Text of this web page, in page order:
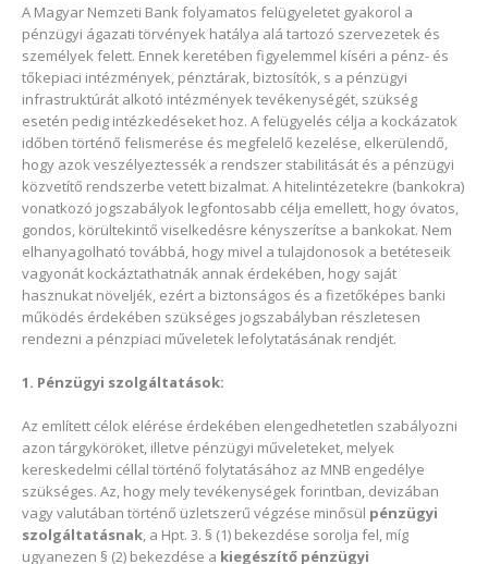
A Magyar Nemzeti Bank folyamatos felügyeletet gyakorol a
pénzügyi ágazati törvények hatálya alá tartozó szervezetek és
személyek felett. Ennek keretében figyelemmel kíséri a pénz- és
tőkepiaci intézmények, pénztárak, biztosítók, s a pénzügyi
infrastruktúrát alkotó intézmények tevékenységét, szükség
esetén pedig intézkedéseket hoz. A felügyelés célja a kockázatok
időben történő felismerése és megfelelő kezelése, elkerülendő,
hogy azok veszélyeztessék a rendszer stabilitását és a pénzügyi
közvetítő rendszerbe vetett bizalmat. A hitelintézetekre (bankokra)
vonatkozó jogszabályok legfontosabb célja emellett, hogy óvatos,
gondos, körültekintő viselkedésre kényszerítse a bankokat. Nem
elhanyagolható továbbá, hogy mivel a tulajdonosok a betéteseik
vagyonát kockáztathatnák annak érdekében, hogy saját
hasznukat növeljék, ezért a biztonságos és a fizetőképes banki
működés érdekében szükséges jogszabályban részletesen
rendezni a pénzpiaci műveletek lefolytatásának rendjét.
1. Pénzügyi szolgáltatások:
Az említett célok elérése érdekében elengedhetetlen szabályozni
azon tárgyköröket, illetve pénzügyi műveleteket, melyek
kereskedelmi céllal történő folytatásához az MNB engedélye
szükséges. Az, hogy mely tevékenységek forintban, devizában
vagy valutában történő üzletszerű végzése minősül pénzügyi
szolgáltatásnak, a Hpt. 3. § (1) bekezdése sorolja fel, míg
ugyanezen § (2) bekezdése a kiegészítő pénzügyi